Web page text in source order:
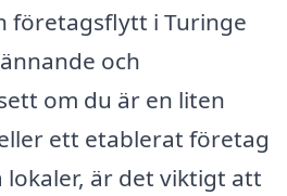
företagsflytt i Turinge
och
om du är en liten
ett etablerat företag
lokaler, är det viktigt att